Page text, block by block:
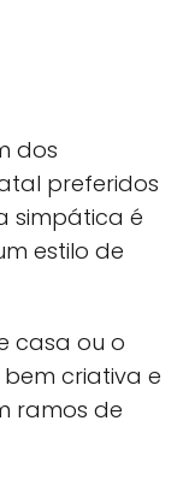
dos
preferidos
simpática é
estilo de
casa ou o
criativa e
ramos de